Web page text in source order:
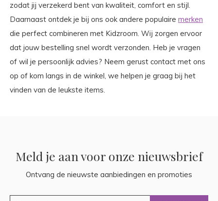
zodat jij verzekerd bent van kwaliteit, comfort en stijl.
Daarnaast ontdek je bij ons ook andere populaire merken
die perfect combineren met Kidzroom. Wij zorgen ervoor
dat jouw bestelling snel wordt verzonden. Heb je vragen
of wil je persoonlijk advies? Neem gerust contact met ons
op of kom langs in de winkel, we helpen je graag bij het
vinden van de leukste items.
Meld je aan voor onze nieuwsbrief
Ontvang de nieuwste aanbiedingen en promoties